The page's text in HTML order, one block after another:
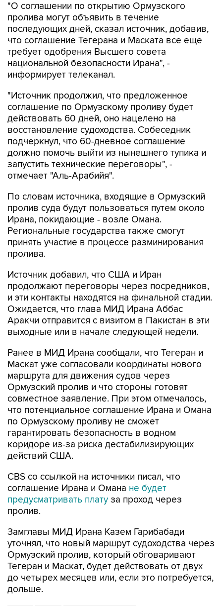
"О соглашении по открытию Ормузского
пролива могут объявить в течение
последующих дней, сказал источник, добавив,
что соглашение Тегерана и Маската все еще
требует одобрения Высшего совета
национальной безопасности Ирана", -
информирует телеканал.
"Источник продолжил, что предложенное
соглашение по Ормузскому проливу будет
действовать 60 дней, оно нацелено на
восстановление судоходства. Собеседник
подчеркнул, что 60-дневное соглашение
должно помочь выйти из нынешнего тупика и
запустить технические переговоры", -
отмечает "Аль-Арабийя".
По словам источника, входящие в Ормузский
пролив суда будут пользоваться путем около
Ирана, покидающие - возле Омана.
Региональные государства также смогут
принять участие в процессе разминирования
пролива.
Источник добавил, что США и Иран
продолжают переговоры через посредников,
и эти контакты находятся на финальной стадии.
Ожидается, что глава МИД Ирана Аббас
Аракчи отправится с визитом в Пакистан в эти
выходные или в начале следующей недели.
Ранее в МИД Ирана сообщали, что Тегеран и
Маскат уже согласовали координаты нового
маршрута для движения судов через
Ормузский пролив и что стороны готовят
совместное заявление. При этом отмечалось,
что потенциальное соглашение Ирана и Омана
по Ормузскому проливу не сможет
гарантировать безопасность в водном
коридоре из-за риска дестабилизирующих
действий США.
CBS со ссылкой на источники писал, что
соглашение Ирана и Омана не будет
предусматривать плату за проход через
пролив.
Замглавы МИД Ирана Казем Гарибабади
уточнял, что новый маршрут судоходства через
Ормузский пролив, который обговаривают
Тегеран и Маскат, будет действовать от двух
до четырех месяцев или, если это потребуется,
дольше.